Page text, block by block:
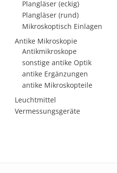
Plangläser (eckig)
Plangläser (rund)
Mikroskoptisch Einlagen
Antike Mikroskopie
Antikmikroskope
sonstige antike Optik
antike Ergänzungen
antike Mikroskopteile
Leuchtmittel
Vermessungsgeräte